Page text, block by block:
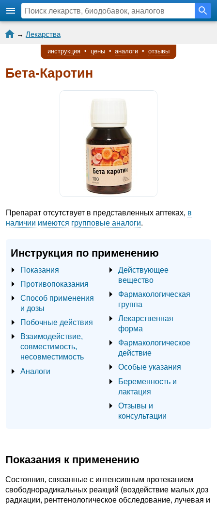
→ Лекарства
инструкция • цены • аналоги • отзывы
Бета-Каротин
Препарат отсутствует в представленных аптеках, в
наличии имеются групповые аналоги.
Инструкция по применению
Показания
Противопоказания
Способ применения
и дозы
Побочные действия
Взаимодействие,
совместимость,
несовместимость
Аналоги
Действующее
вещество
Фармакологическая
группа
Лекарственная
форма
Фармакологическое
действие
Особые указания
Беременность и
лактация
Отзывы и
консультации
Показания к применению
Состояния, связанные с интенсивным протеканием
свободнорадикальных реакций (воздействие малых доз
радиации, рентгенологическое обследование, лучевая и